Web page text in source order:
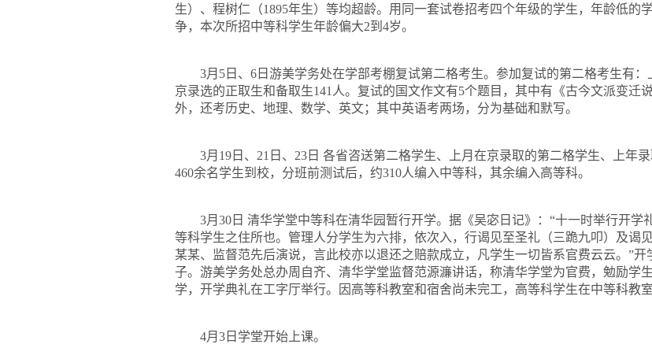
生）、程树仁（1895年生）等均超龄。用同一套试卷招考四个年级的学生，年龄低的
争，本次所招中等科学生年龄偏大2到 4岁。
3月 5 日、 6 日游美学务处在学部考棚复试第二格考生。参加复试的第二格考生有
京录选的正取生和备取生141 人。复试的国文作文有5个题目，其中有《古今文派变迁
外，还考历史、地理、数学、英文；其中英语考两场，分为基础和默写。
3月 19 日、 21 日、 23 日 各省咨送第二格学生、上月在京录取的第二格学生、上年
460余名学生到校，分班前测试后，约310人编入中等科，其余编入高等科。
3月 30 日 清华学堂中等科在清华园暂行开学。据《吴宓日记》：“十一时举行开
等科学生之住所也。管理人分学生为六排，依次入，行谒见至圣礼（三跪九叩）及谒
某某、监督范先后演说，言此校亦以退还之赔款成立，凡学生一切皆系官费云云。”
子。游美学务处总办周自齐、清华学堂监督范源濂讲话，称清华学堂为官费，勉励学生
学，开学典礼在工字厅举行。因高等科教室和宿舍尚未完工，高等科学生在中等科教
4月 3 日学堂开始上课。